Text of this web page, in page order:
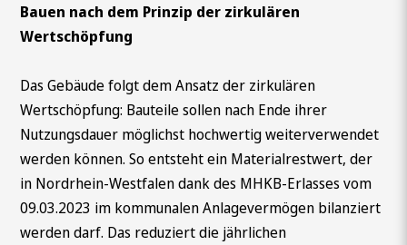
Bauen nach dem Prinzip der zirkulären
Wertschöpfung
Das Gebäude folgt dem Ansatz der zirkulären
Wertschöpfung: Bauteile sollen nach Ende ihrer
Nutzungsdauer möglichst hochwertig weiterverwendet
werden können. So entsteht ein Materialrestwert, der
in Nordrhein-Westfalen dank des MHKB-Erlasses vom
09.03.2023 im kommunalen Anlagevermögen bilanziert
werden darf. Das reduziert die jährlichen